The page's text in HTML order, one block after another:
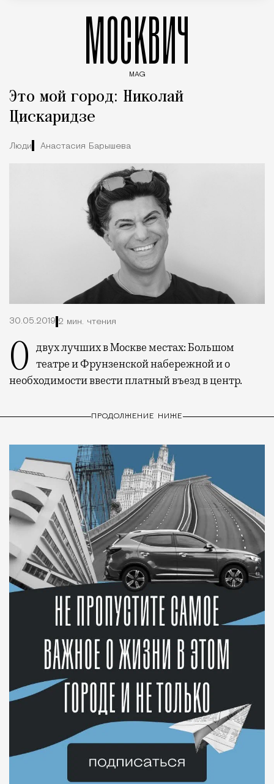
МОСКВИЧ
MAG
Это мой город: Николай
Цискаридзе
Люди Анастасия Барышева
30.05.2019 2 мин. чтения
О двух лучших в Москве местах: Большом театре и Фрунзенской набережной и о
необходимости ввести платный въезд в центр.
ПРОДОЛЖЕНИЕ НИЖЕ